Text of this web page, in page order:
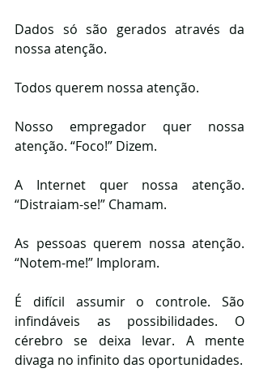
Dados só são gerados através da
nossa atenção.
Todos querem nossa atenção.
Nosso empregador quer nossa
atenção. “Foco!” Dizem.
A Internet quer nossa atenção.
“Distraiam-se!” Chamam.
As pessoas querem nossa atenção.
“Notem-me!” Imploram.
É difícil assumir o controle. São
infindáveis as possibilidades. O
cérebro se deixa levar. A mente